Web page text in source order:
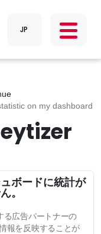
on my dashboard
ボードに統計が
。
る広告パートナーの
報を反映することが